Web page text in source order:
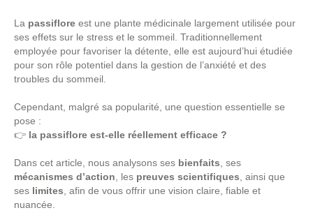
La passiflore est une plante médicinale largement utilisée pour
ses effets sur le stress et le sommeil. Traditionnellement
employée pour favoriser la détente, elle est aujourd’hui étudiée
pour son rôle potentiel dans la gestion de l’anxiété et des
troubles du sommeil.
Cependant, malgré sa popularité, une question essentielle se
pose :
👉 la passiflore est-elle réellement efficace ?
Dans cet article, nous analysons ses bienfaits , ses
mécanismes d’action , les preuves scientifiques , ainsi que
ses limites , afin de vous offrir une vision claire, fiable et
nuancée.